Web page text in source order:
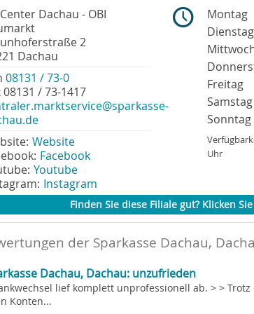
Dachau - OBI
2
Dachau
08131 / 73-0
08131 / 73-1417
Website
Facebook
Youtube
Instagram
Montag
Dienstag
Freitag
Samstag
Sonntag
Uhr
Finden Sie diese Filiale gut? Klicken
der Sparkasse Dachau,
Dachau, Dachau: unzufrieden
lief komplett unprofessionell ab. > >
Konten...